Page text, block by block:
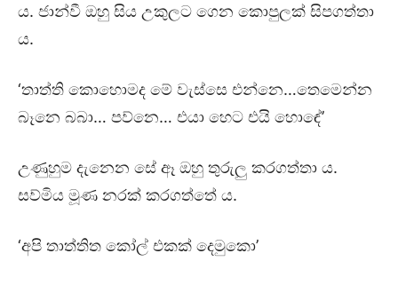
ය. ජාන්වී ඔහු සිය උකුලට ගෙන කොපුලක් සිපගත්තා
ය.
‘තාත්ති කොහොමද මේ වැස්සෙ එන්නෙ…තෙමෙන්න
බෑනෙ බබා… පව්නෙ… එයා හෙට එයි හොඳේ’
උණුහුම දැනෙන සේ ඈ ඔහු තුරුලු කරගත්තා ය.
සව්මිය මූණ නරක් කරගත්තේ ය.
‘අපි තාත්තිත කෝල් එකක් දෙමුකො’